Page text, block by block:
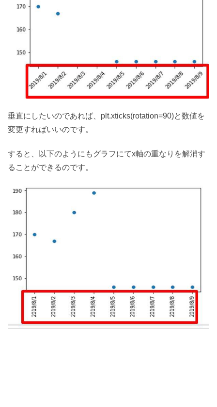
垂直にしたいのであれば、plt.xticks(rotation=90)と数値を
変更すればいいのです。
すると、以下のようにもグラフにてx軸の重なりを解消す
ることができるのです。